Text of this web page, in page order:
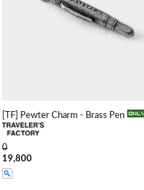
[TF] Pewter Charm - Brass Pen
0
19,800